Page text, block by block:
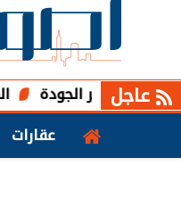
عاجل المركزي
الجودة
عقارات